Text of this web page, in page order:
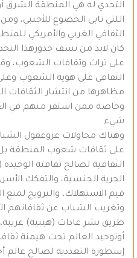
التحدي له هي المنطقة الشرق
اللتي تابى الخضوع للأجنبي،
الثقافي الغربي والأمريكي
كان لابد من نسف جذورهذا
على تراث وثقافات الشعوب،
الثقافي على هوية الشعوب وعلى
مظاهرها من انتشار الثقافات
وخاصة ممن استقر منهم في
شيء.
وهناك محاولات غزوعقول
على ثقافات شعوب المنطقة بل
الحرية الجنسية، والتفكك
قيم الاستهلاك، والترويج لمتع
وتغريب الشباب عن ثقافاتهم
طريق نشر عادات (هيبية)
أوتوحيد العالم تحت هيمنة
إسطورة التعددية لصالح عالم